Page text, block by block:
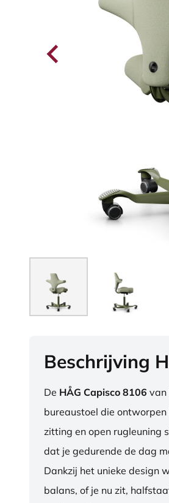
Beschrijving
De HÅG Capisco 8106 van
bureaustoel die
zitting en open rugleuning
dat je gedurende de dag
Dankzij het unieke design
balans, of je nu zit,